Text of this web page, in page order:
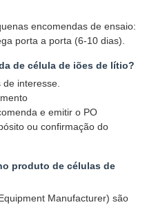
encomendas de ensaio:
porta a porta (6-10 dias).
de célula de iões de lítio?
interesse.
e emitir o PO
ou confirmação do
produto de células de
Manufacturer) são